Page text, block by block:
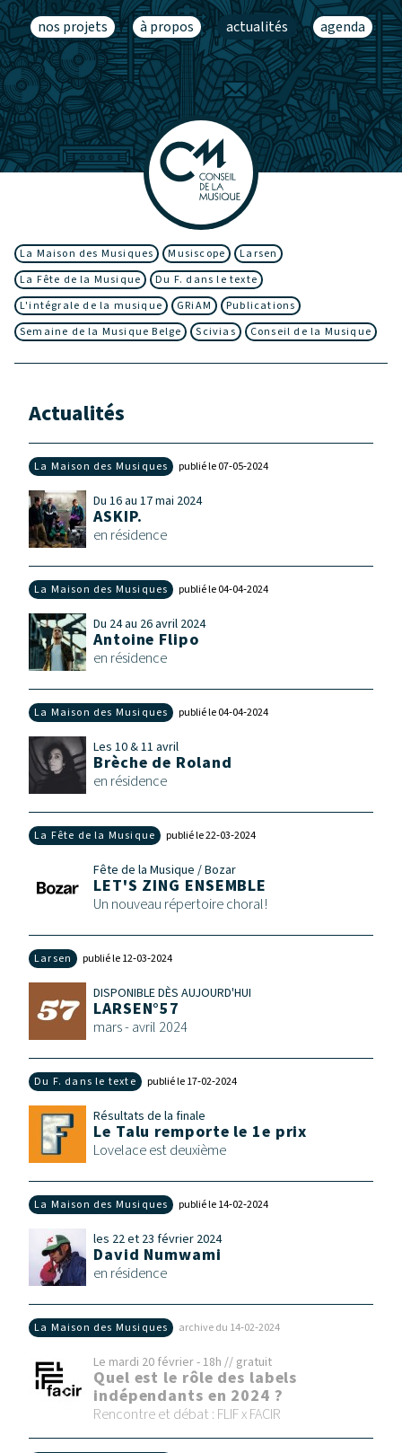
nos projets à propos actualités agenda
La Maison des Musiques Musiscope
Larsen
La Fête de la Musique
Du F. dans le texte
L'intégrale de la musique
GRiAM
Publications
Semaine de la Musique Belge
Scivias Conseil de la Musique
Actualités
La Maison des Musiques publié le 07‑05‑2024
Du 16 au 17 mai 2024
ASKIP.
en résidence
La Maison des Musiques publié le 04‑04‑2024
Du 24 au 26 avril 2024
Antoine Flipo
en résidence
La Maison des Musiques publié le 04‑04‑2024
Les 10 & 11 avril
Brèche de Roland
en résidence
La Fête de la Musique publié le 22‑03‑2024
Fête de la Musique / Bozar
LET'S ZING ENSEMBLE
Un nouveau répertoire choral!
Larsen publié le 12‑03‑2024
DISPONIBLE DÈS AUJOURD'HUI
LARSEN°57
mars - avril 2024
Du F. dans le texte publié le 17‑02‑2024
Résultats de la finale
Le Talu remporte le 1e prix
Lovelace est deuxième
La Maison des Musiques publié le 14‑02‑2024
les 22 et 23 février 2024
David Numwami
en résidence
La Maison des Musiques archive du 14‑02‑2024
Le mardi 20 février - 18h // gratuit
Quel est le rôle des labels
indépendants en 2024 ?
Rencontre et débat : FLIF x FACIR